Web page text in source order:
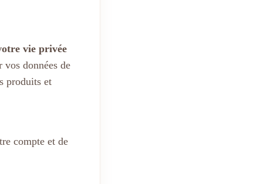
vie privée
vos données de
produits et
compte et de